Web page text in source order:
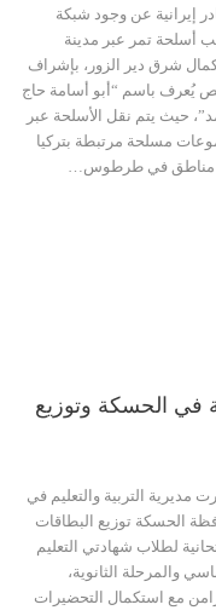
إيرانية عن وجود شبكة
أسلحة تمر عبر مدينة
شرق دير الزور، بإشراف
يُعرف باسم “أبو أسامة حاج
حيث يتم نقل الأسلحة عبر
مسلحة مرتبطة بتركيا
مناطق في طرطوس…
في الحسكة وتوزيع
مديرية التربية والتعليم في
الحسكة توزيع البطاقات
لطلاب شهادتي التعليم
والمرحلة الثانوية،
مع استكمال التحضيرات